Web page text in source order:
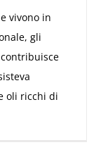
vivono in
gli
oli ricchi di